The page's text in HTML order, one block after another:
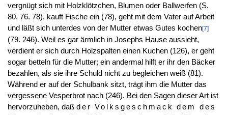
vergnügt sich mit Holzklötzchen, Blumen oder Ballwerfen (S.
80. 76. 78), kauft Fische ein (78), geht mit dem Vater auf Arbeit
und läßt sich unterdes von der Mutter etwas Gutes kochen[7]
(79. 246). Weil es gar ärmlich in Josephs Hause aussieht,
verdient er sich durch Holzspalten einen Kuchen (126), er geht
sogar betteln für die Mutter; ein andermal hilft er ihr den Bäcker
bezahlen, als sie ihre Schuld nicht zu begleichen weiß (81).
Während er auf der Schulbank sitzt, trägt ihm die Mutter das
vergessene Vesperbrot nach (246). Bei den Sagen dieser Art ist
hervorzuheben, daß der Volksgeschmack dem des